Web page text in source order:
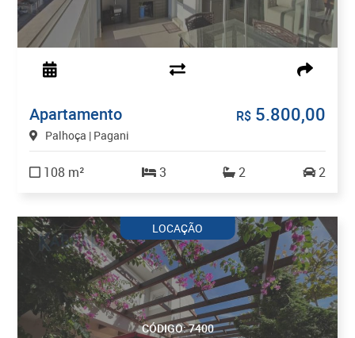
Apartamento
Palhoça | Pagani
R$5.800,00
108 m² 3 2 2
CÓDIGO: 7400
LOCAÇÃO